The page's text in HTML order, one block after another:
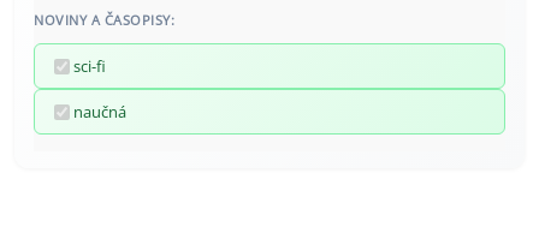
NOVINY A ČASOPISY:
sci-fi
naučná